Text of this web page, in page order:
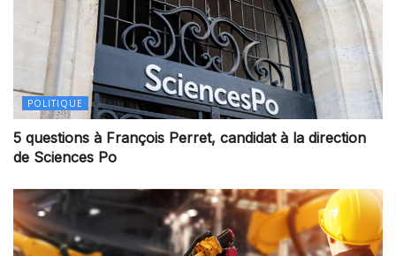
POLITIQUE
5 questions à François Perret, candidat à la direction
de Sciences Po